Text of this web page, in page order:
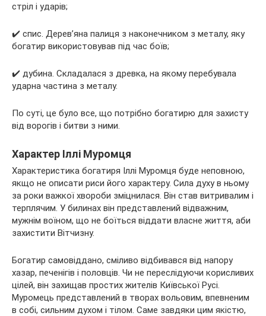
стріл і ударів;
✔️ спис. Дерев’яна палиця з наконечником з металу, яку
богатир використовував під час боїв;
✔️ дубина. Складалася з древка, на якому перебувала
ударна частина з металу.
По суті, це було все, що потрібно богатирю для захисту
від ворогів і битви з ними.
Характер Іллі Муромця
Характеристика богатиря Іллі Муромця буде неповною,
якщо не описати риси його характеру. Сила духу в ньому
за роки важкої хвороби зміцнилася. Він став витривалим і
терплячим. У билинах він представлений відважним,
мужнім воїном, що не боїться віддати власне життя, аби
захистити Вітчизну.
Богатир самовіддано, сміливо відбивався від напору
хазар, печенігів і половців. Чи не переслідуючи корисливих
цілей, він захищав простих жителів Київської Русі.
Муромець представлений в творах вольовим, впевненим
в собі, сильним духом і тілом. Саме завдяки цим якістю,